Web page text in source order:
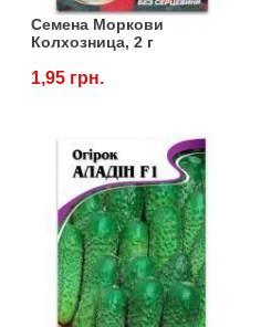
Семена Моркови
Колхозница, 2 г
1,95 грн.